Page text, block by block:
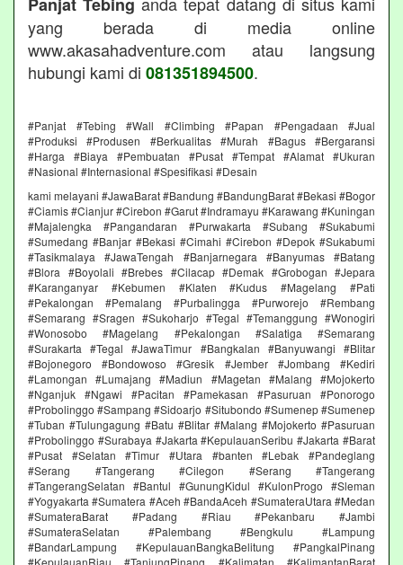
yang berada di media online
www.akasahadventure.com atau langsung
hubungi kami di 081351894500.
#Panjat #Tebing #Wall #Climbing #Papan #Pengadaan #Jual
#Produksi #Produsen #Berkualitas #Murah #Bagus #Bergaransi
#Harga #Biaya #Pembuatan #Pusat #Tempat #Alamat #Ukuran
#Nasional #Internasional #Spesifikasi #Desain
kami melayani #JawaBarat #Bandung #BandungBarat #Bekasi #Bogor
#Ciamis #Cianjur #Cirebon #Garut #Indramayu #Karawang #Kuningan
#Majalengka #Pangandaran #Purwakarta #Subang #Sukabumi
#Sumedang #Banjar #Bekasi #Cimahi #Cirebon #Depok #Sukabumi
#Tasikmalaya #JawaTengah #Banjarnegara #Banyumas #Batang
#Blora #Boyolali #Brebes #Cilacap #Demak #Grobogan #Jepara
#Karanganyar #Kebumen #Klaten #Kudus #Magelang #Pati
#Pekalongan #Pemalang #Purbalingga #Purworejo #Rembang
#Semarang #Sragen #Sukoharjo #Tegal #Temanggung #Wonogiri
#Wonosobo #Magelang #Pekalongan #Salatiga #Semarang
#Surakarta #Tegal #JawaTimur #Bangkalan #Banyuwangi #Blitar
#Bojonegoro #Bondowoso #Gresik #Jember #Jombang #Kediri
#Lamongan #Lumajang #Madiun #Magetan #Malang #Mojokerto
#Nganjuk #Ngawi #Pacitan #Pamekasan #Pasuruan #Ponorogo
#Probolinggo #Sampang #Sidoarjo #Situbondo #Sumenep #Sumenep
#Tuban #Tulungagung #Batu #Blitar #Malang #Mojokerto #Pasuruan
#Probolinggo #Surabaya #Jakarta #KepulauanSeribu #Jakarta #Barat
#Pusat #Selatan #Timur #Utara #banten #Lebak #Pandeglang
#Serang #Tangerang #Cilegon #Serang #Tangerang
#TangerangSelatan #Bantul #GunungKidul #KulonProgo #Sleman
#Yogyakarta #Sumatera #Aceh #BandaAceh #SumateraUtara #Medan
#SumateraBarat #Padang #Riau #Pekanbaru #Jambi
#SumateraSelatan #Palembang #Bengkulu #Lampung
#BandarLampung #KepulauanBangkaBelitung #PangkalPinang
#KepulauanRiau #TanjungPinang #Kalimatan #KalimantanBarat